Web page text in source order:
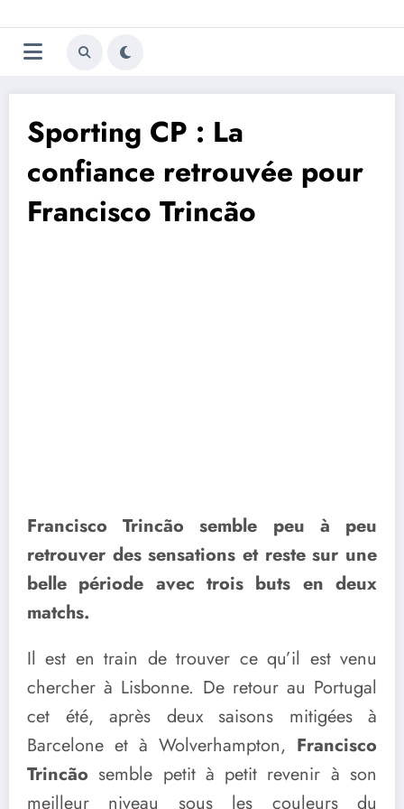
au
contenu
Trivela
L'actualité du football
Sporting CP : La
confiance retrouvée pour
Francisco Trincão
Francisco Trincão semble peu à peu
retrouver des sensations et reste sur une
belle période avec trois buts en deux
matchs.
Il est en train de trouver ce qu’il est venu
chercher à Lisbonne. De retour au Portugal
cet été, après deux saisons mitigées à
Barcelone et à Wolverhampton, Francisco
Trincão semble petit à petit revenir à son
meilleur niveau sous les couleurs du